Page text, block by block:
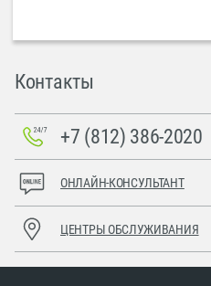
Контакты
+7 (812) 386-2020
ОНЛАЙН-КОНСУЛЬТАНТ
ЦЕНТРЫ ОБСЛУЖИВАНИЯ